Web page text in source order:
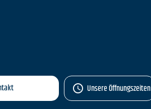
Unsere Öffnungszeiten